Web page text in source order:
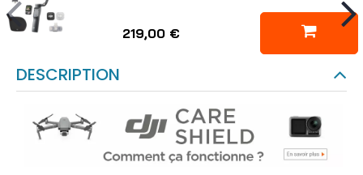
219,00 €
DESCRIPTION